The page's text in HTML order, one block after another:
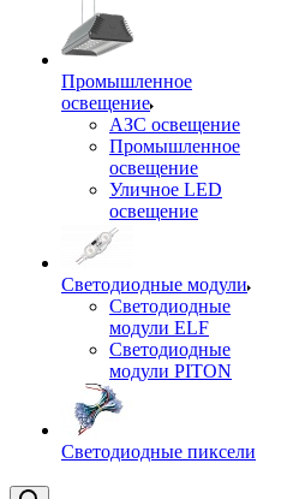
Промышленное
освещение
АЗС освещение
Промышленное
освещение
Уличное LED
освещение
Светодиодные модули
Светодиодные
модули ELF
Светодиодные
модули PITON
Светодиодные пиксели